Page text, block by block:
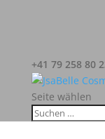
+41 79 258 80
Seite wählen